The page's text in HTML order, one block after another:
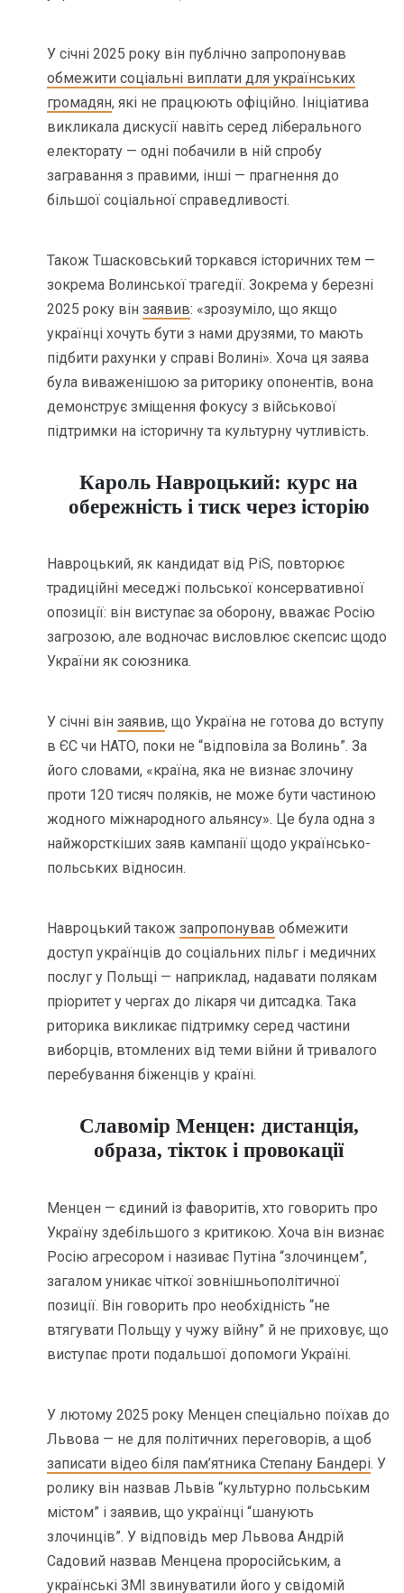
У січні 2025 року він публічно запропонував
обмежити соціальні виплати для українських
громадян, які не працюють офіційно. Ініціатива
викликала дискусії навіть серед ліберального
електорату — одні побачили в ній спробу
загравання з правими, інші — прагнення до
більшої соціальної справедливості.
Також Тшасковський торкався історичних тем —
зокрема Волинської трагедії. Зокрема у березні
2025 року вінзаявив: «зрозуміло, що якщо
українці хочуть бути з нами друзями, то мають
підбити рахунки у справі Волині». Хоча ця заява
була виваженішою за риторику опонентів, вона
демонструє зміщення фокусу з військової
підтримки на історичну та культурну чутливість.
Кароль Навроцький: курс на
обережність і тиск через історію
Навроцький, як кандидат від PiS, повторює
традиційні меседжі польської консервативної
опозиції: він виступає за оборону, вважає Росію
загрозою, але водночас висловлює скепсис щодо
України як союзника.
У січні вінзаявив, що Україна не готова до вступу
в ЄС чи НАТО, поки не “відповіла за Волинь”. За
його словами, «країна, яка не визнає злочину
проти 120 тисяч поляків, не може бути частиною
жодного міжнародного альянсу». Це була одна з
найжорсткіших заяв кампанії щодо українсько-
польських відносин.
Навроцький такожзапропонував обмежити
доступ українців до соціальних пільг і медичних
послуг у Польщі — наприклад, надавати полякам
пріоритет у чергах до лікаря чи дитсадка. Така
риторика викликає підтримку серед частини
виборців, втомлених від теми війни й тривалого
перебування біженців у країні.
Славомір Менцен: дистанція,
образа, тікток і провокації
Менцен — єдиний із фаворитів, хто говорить про
Україну здебільшого з критикою. Хоча він визнає
Росію агресором і називає Путіна “злочинцем”,
загалом уникає чіткої зовнішньополітичної
позиції. Він говорить про необхідність “не
втягувати Польщу у чужу війну” й не приховує, що
виступає проти подальшої допомоги Україні.
У лютому 2025 року Менцен спеціально поїхав до
Львова — не для політичних переговорів, а щоб
записати відео біля пам’ятника Степану Бандері. У
ролику він назвав Львів “культурно польським
містом” і заявив, що українці “шанують
злочинців”. У відповідь мер Львова Андрій
Садовий назвав Менцена проросійським, а
українські ЗМІ звинуватили його у свідомій